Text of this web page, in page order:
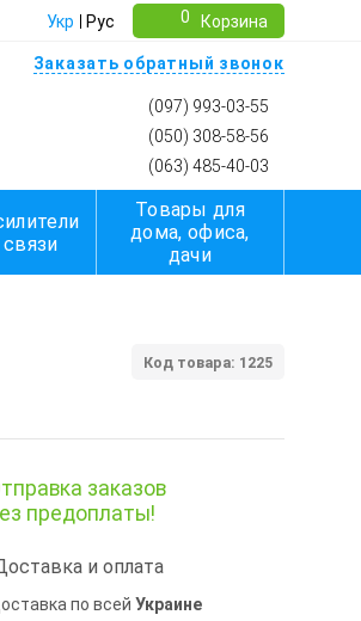
Укр Рус 0 Корзина
Заказать обратный звонок
(097) 993-03-55
(050) 308-58-56
(063) 485-40-03
связи
Товары для
дома, офиса,
дачи
Код товара: 1225
заказов
предоплаты!
и оплата
по всей Украине